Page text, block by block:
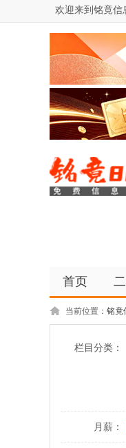
欢迎来到铭竟信
首页
当前位置： 铭竟
栏目分类：
月薪：